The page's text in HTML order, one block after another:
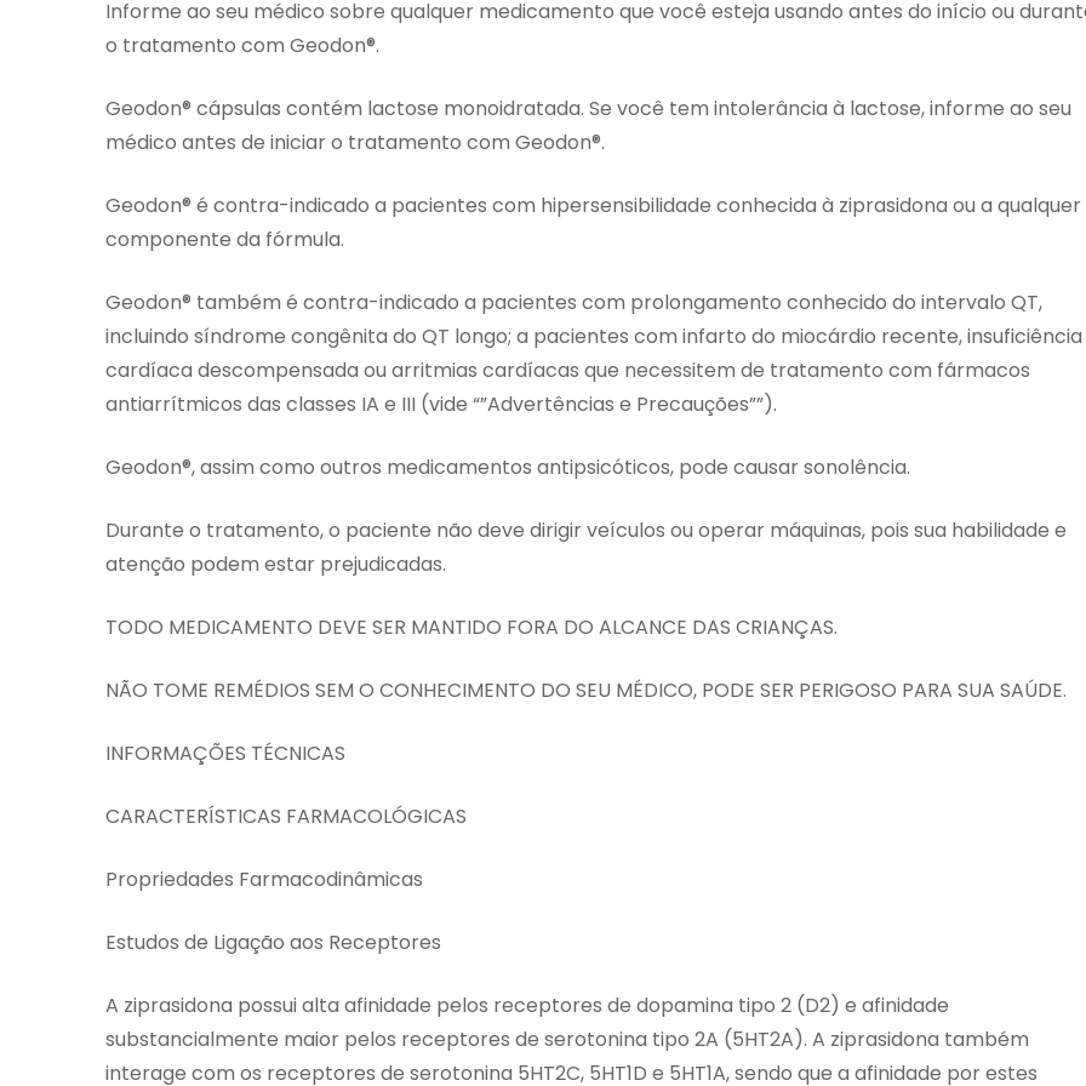
Informe ao seu médico sobre qualquer medicamento que você esteja usando antes do início ou
o tratamento com Geodon®.
Geodon® cápsulas contém lactose monoidratada. Se você tem intolerância à lactose, informe ao seu
médico antes de iniciar o tratamento com Geodon®.
Geodon® é contra-indicado a pacientes com hipersensibilidade conhecida à ziprasidona ou a qualquer
componente da fórmula.
Geodon® também é contra-indicado a pacientes com prolongamento conhecido do intervalo QT,
incluindo síndrome congênita do QT longo; a pacientes com infarto do miocárdio recente, insuficiência
cardíaca descompensada ou arritmias cardíacas que necessitem de tratamento com fármacos
antiarrítmicos das classes IA e III (vide “”Advertências e Precauções””).
Geodon®, assim como outros medicamentos antipsicóticos, pode causar sonolência.
Durante o tratamento, o paciente não deve dirigir veículos ou operar máquinas, pois sua habilidade e
atenção podem estar prejudicadas.
TODO MEDICAMENTO DEVE SER MANTIDO FORA DO ALCANCE DAS CRIANÇAS.
NÃO TOME REMÉDIOS SEM O CONHECIMENTO DO SEU MÉDICO, PODE SER PERIGOSO PARA SUA SAÚDE.
INFORMAÇÕES TÉCNICAS
CARACTERÍSTICAS FARMACOLÓGICAS
Propriedades Farmacodinâmicas
Estudos de Ligação aos Receptores
A ziprasidona possui alta afinidade pelos receptores de dopamina tipo 2 (D2) e afinidade
substancialmente maior pelos receptores de serotonina tipo 2A (5HT2A). A ziprasidona também
interage com os receptores de serotonina 5HT2C, 5HT1D e 5HT1A, sendo que a afinidade por estes